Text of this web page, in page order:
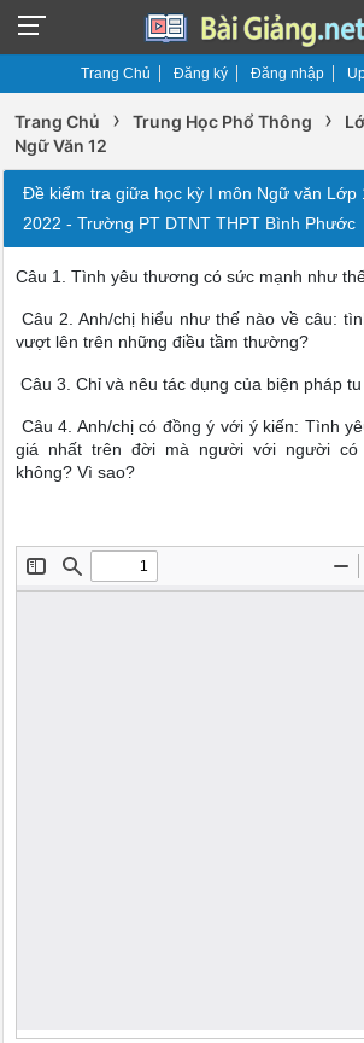
Trang Chủ Đăng ký Đăng nhập
Trang Chủ › Trung Học Phổ Thông ›
Ngữ Văn 12
Đề kiểm tra giữa học kỳ I môn Ngữ văn Lớp
2022 - Trường PT DTNT THPT Bình Phước
Câu 1. Tình yêu thương có sức mạnh như
Câu 2. Anh/chị hiểu như thế nào về câu:
vượt lên trên những điều tầm thường?
Câu 3. Chỉ và nêu tác dụng của biện pháp
Câu 4. Anh/chị có đồng ý với ý kiến: Tình
giá nhất trên đời mà người với người có
không? Vì sao?